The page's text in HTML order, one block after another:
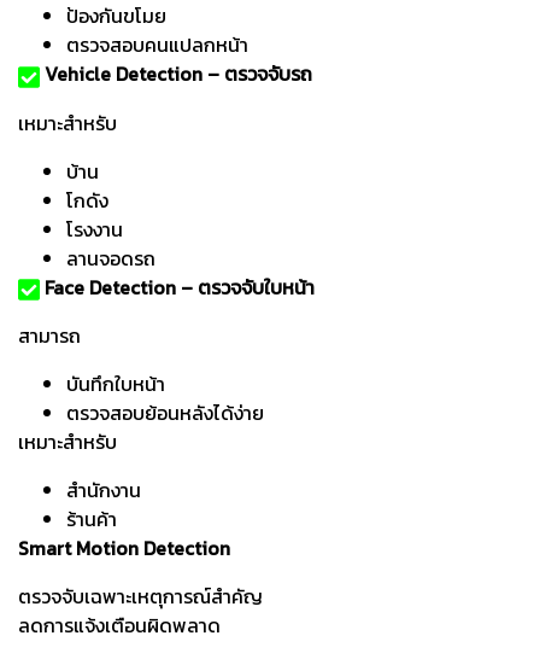
ป้องกันขโมย
ตรวจสอบคนแปลกหน้า
Vehicle Detection – ตรวจจับรถ
เหมาะสำหรับ
บ้าน
โกดัง
โรงงาน
ลานจอดรถ
Face Detection – ตรวจจับใบหน้า
สามารถ
บันทึกใบหน้า
ตรวจสอบย้อนหลังได้ง่าย
เหมาะสำหรับ
สำนักงาน
ร้านค้า
Smart Motion Detection
ตรวจจับเฉพาะเหตุการณ์สำคัญ
ลดการแจ้งเตือนผิดพลาด